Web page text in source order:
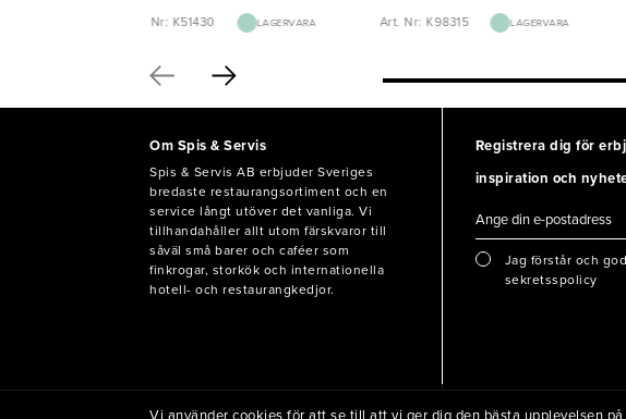
Art. Nr: K51430 LAGERVARA Art. Nr: K98315 LAGERVARA
Om Spis & Servis
Spis & Servis AB erbjuder Sveriges
bredaste restaurangsortiment och en
service långt utöver det vanliga. Vi
tillhandahåller allt utom färskvaror till
såväl små barer och caféer som
finkrogar, storkök och internationella
hotell- och restaurangkedjor.
Registrera dig för
inspiration och
Jag förstår och
sekretsspolicy